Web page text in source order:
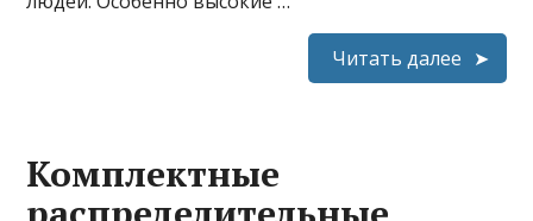
Читать далее
Комплектные